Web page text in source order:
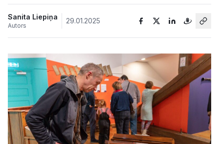
Sports
Kultūra
Bizness
Sanita Liepiņa
Autors
29.01.2025